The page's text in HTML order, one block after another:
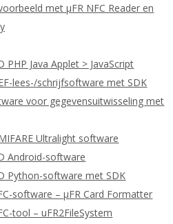
met μFR NFC Reader en
PHP Java Applet > JavaScript
lees-/schrijfsoftware met SDK
voor gegevensuitwisseling met
Ultralight software
Android-software
Python-software met SDK
software – μFR Card Formatter
tool – uFR2FileSystem